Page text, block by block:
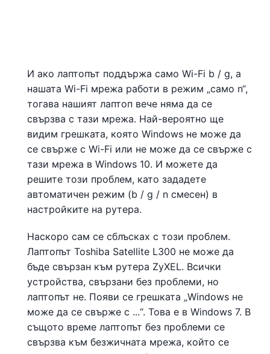
И ако лаптопът поддържа само Wi-Fi b / g, а
нашата Wi-Fi мрежа работи в режим „само n“,
тогава нашият лаптоп вече няма да се
свързва с тази мрежа. Най-вероятно ще
видим грешката, която Windows не може да
се свърже с Wi-Fi или не може да се свърже с
тази мрежа в Windows 10. И можете да
решите този проблем, като зададете
автоматичен режим (b / g / n смесен) в
настройките на рутера.
Наскоро сам се сблъсках с този проблем.
Лаптопът Toshiba Satellite L300 не може да
бъде свързан към рутера ZyXEL. Всички
устройства, свързани без проблеми, но
лаптопът не. Появи се грешката „Windows не
може да се свърже с ...“. Това е в Windows 7. В
същото време лаптопът без проблеми се
свързва към безжичната мрежа, който се